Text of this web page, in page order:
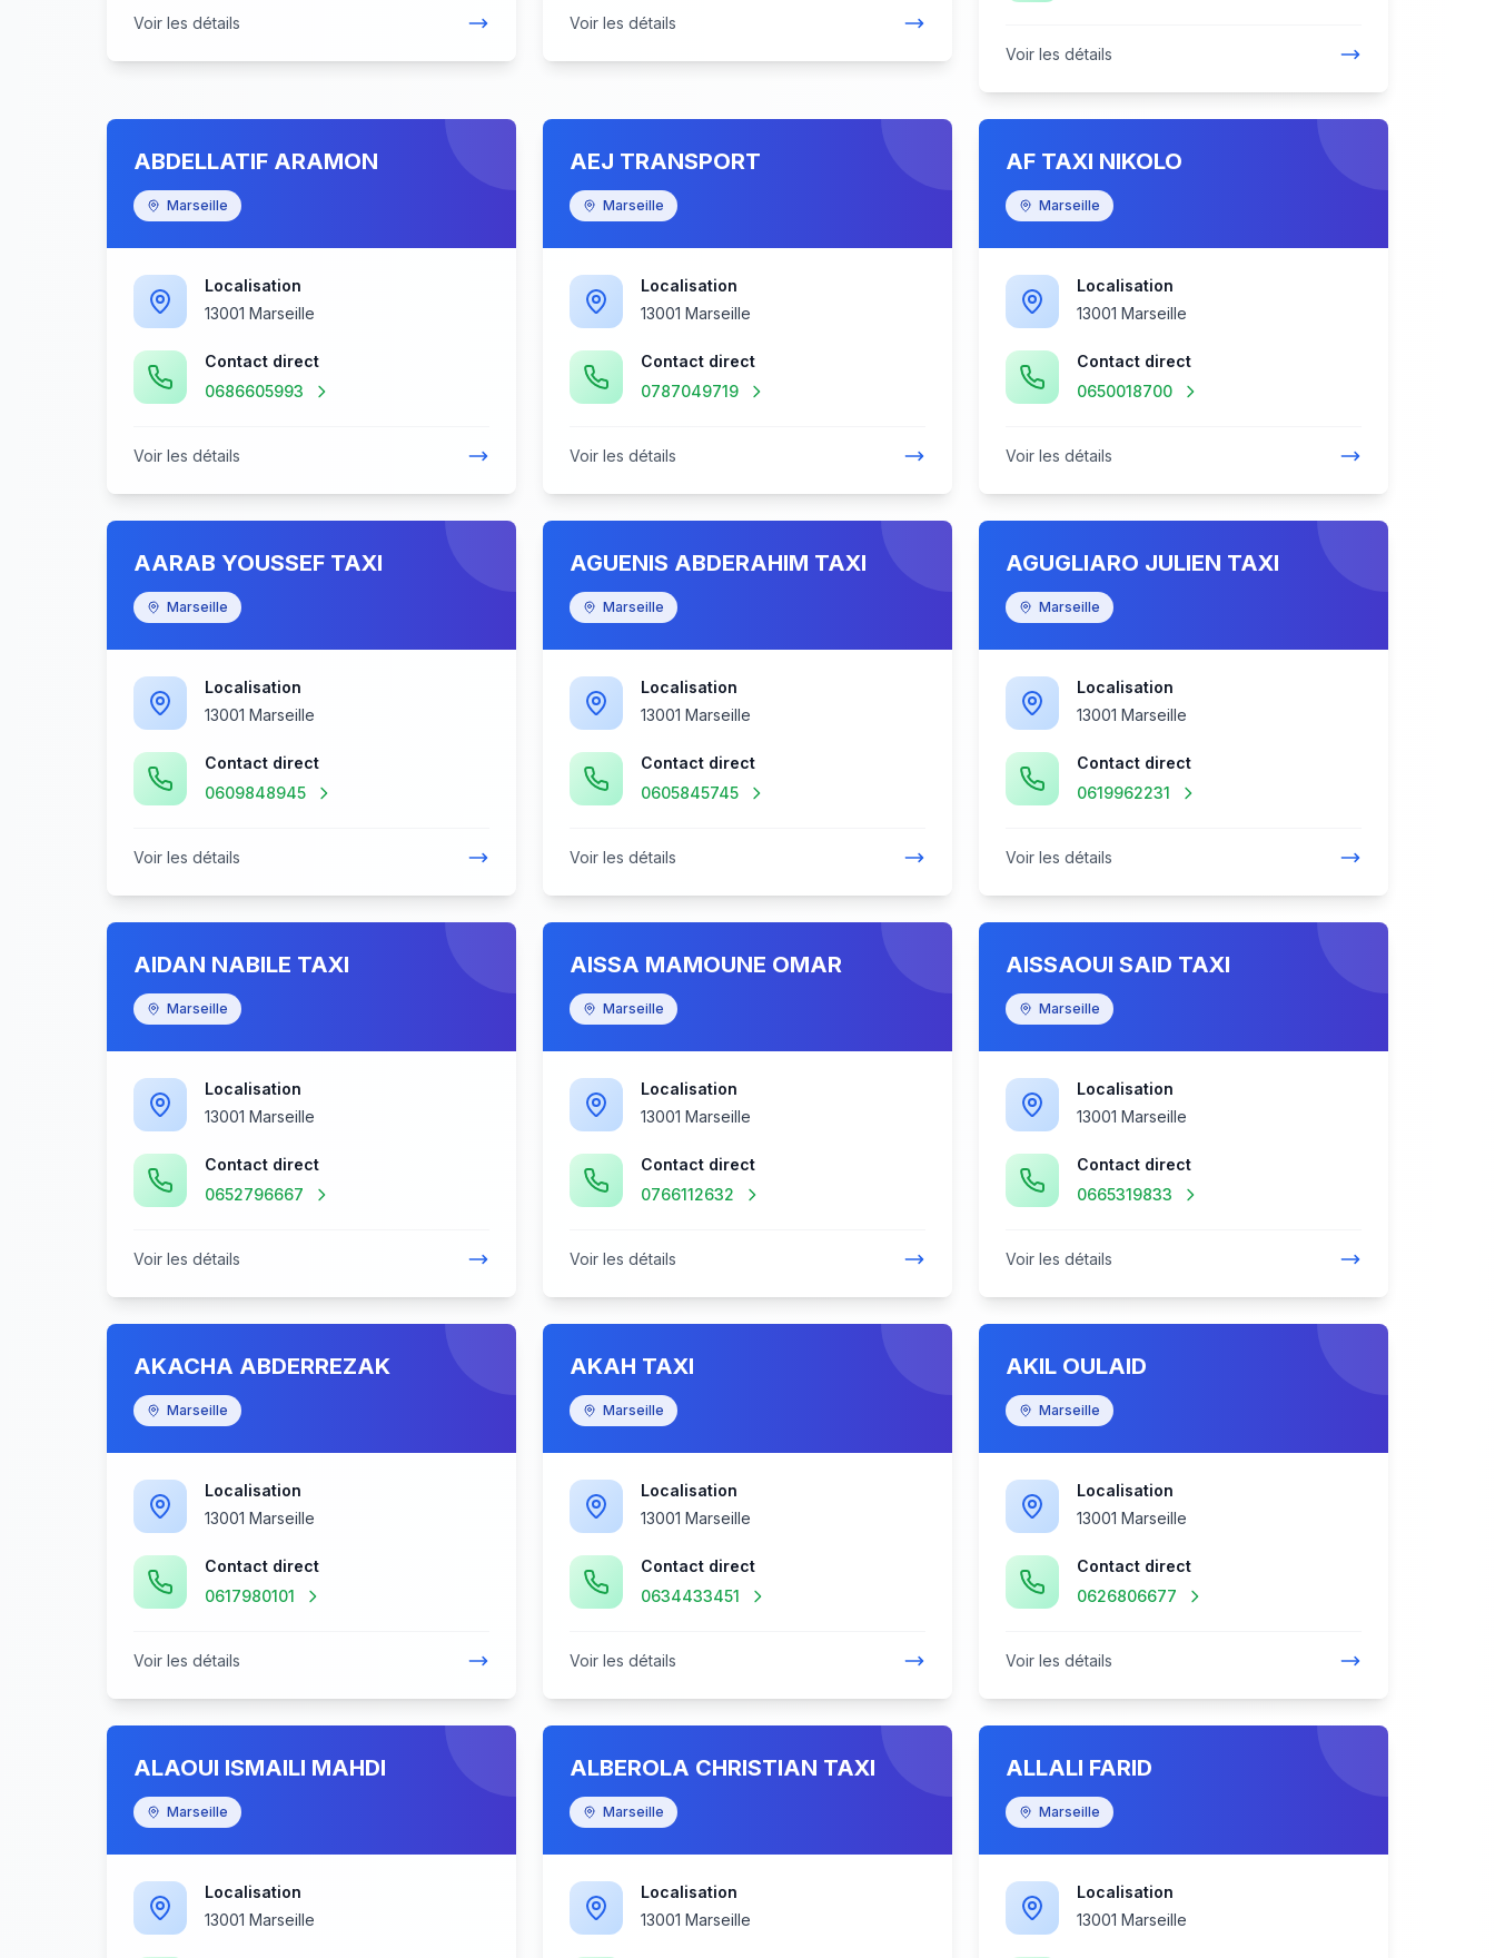
Voir les détails Voir les détails
Voir les détails
ABDELLATIF ARAMON
Marseille
Localisation
13001 Marseille
Contact direct
0686605993
Voir les détails
AEJ TRANSPORT
Marseille
Localisation
13001 Marseille
Contact direct
0787049719
Voir les détails
AF TAXI NIKOLO
Marseille
Localisation
13001 Marseille
Contact direct
0650018700
Voir les détails
AARAB YOUSSEF TAXI
Marseille
Localisation
13001 Marseille
Contact direct
0609848945
Voir les détails
AGUENIS ABDERAHIM TAXI
Marseille
Localisation
13001 Marseille
Contact direct
0605845745
Voir les détails
AGUGLIARO JULIEN TAXI
Marseille
Localisation
13001 Marseille
Contact direct
0619962231
Voir les détails
AIDAN NABILE TAXI
Marseille
Localisation
13001 Marseille
Contact direct
0652796667
Voir les détails
AISSA MAMOUNE OMAR
Marseille
Localisation
13001 Marseille
Contact direct
0766112632
Voir les détails
AISSAOUI SAID TAXI
Marseille
Localisation
13001 Marseille
Contact direct
0665319833
Voir les détails
AKACHA ABDERREZAK
Marseille
Localisation
13001 Marseille
Contact direct
0617980101
Voir les détails
AKAH TAXI
Marseille
Localisation
13001 Marseille
Contact direct
0634433451
Voir les détails
AKIL OULAID
Marseille
Localisation
13001 Marseille
Contact direct
0626806677
Voir les détails
ALAOUI ISMAILI MAHDI
Marseille
Localisation
13001 Marseille
ALBEROLA CHRISTIAN TAXI
Marseille
Localisation
13001 Marseille
ALLALI FARID
Marseille
Localisation
13001 Marseille